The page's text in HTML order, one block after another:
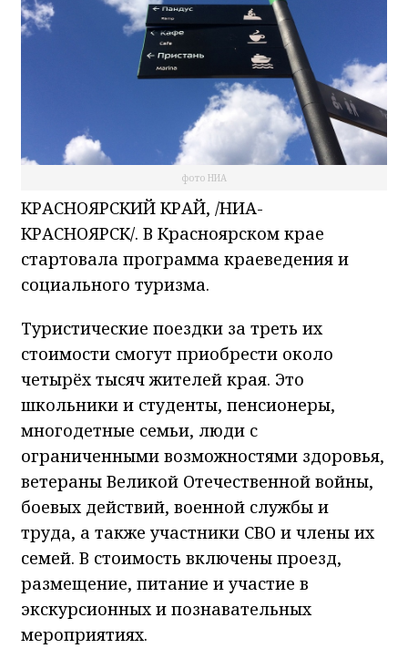
фото НИА
КРАСНОЯРСКИЙ КРАЙ, /НИА-
КРАСНОЯРСК/. В Красноярском крае
стартовала программа краеведения и
социального туризма.
Туристические поездки за треть их
стоимости смогут приобрести около
четырёх тысяч жителей края. Это
школьники и студенты, пенсионеры,
многодетные семьи, люди с
ограниченными возможностями здоровья,
ветераны Великой Отечественной войны,
боевых действий, военной службы и
труда, а также участники СВО и члены их
семей. В стоимость включены проезд,
размещение, питание и участие в
экскурсионных и познавательных
мероприятиях.